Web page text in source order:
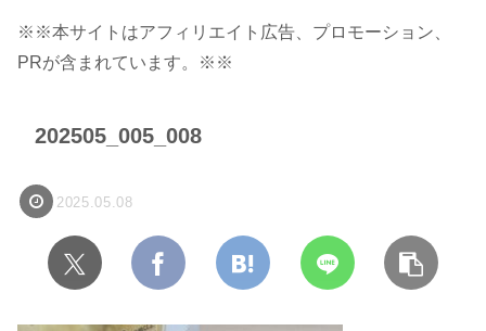
※※本サイトはアフィリエイト広告、プロモーション、
PRが含まれています。※※
202505_005_008
2025.05.08